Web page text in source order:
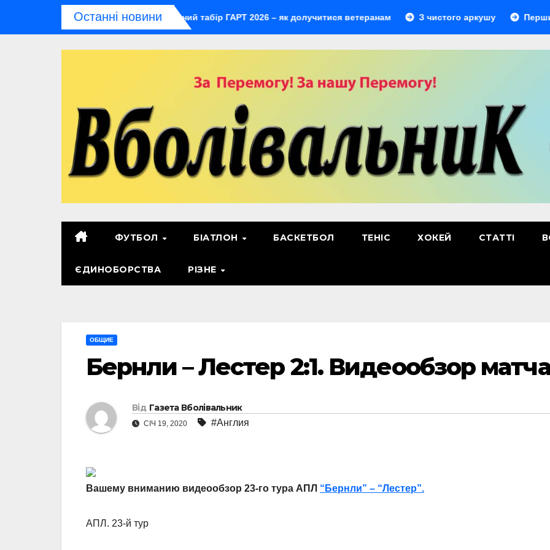
Останні новини
відбудеться мультиспортивний табір ГАРТ 2026 – як долучитися ветеранам З чистого аркушу Перший
ФУТБОЛ БІАТЛОН БАСКЕТБОЛ ТЕНІС ХОКЕЙ СТАТТІ
ЄДИНОБОРСТВА РІЗНЕ
ОБЩИЕ
Бернли – Лестер 2:1. Видеообзор матча
Від Газета Вболівальник
СІЧ 19, 2020 #Англия
Вашему вниманию видеообзор 23-го тура АПЛ “Бернли” – “Лестер”.
АПЛ. 23-й тур